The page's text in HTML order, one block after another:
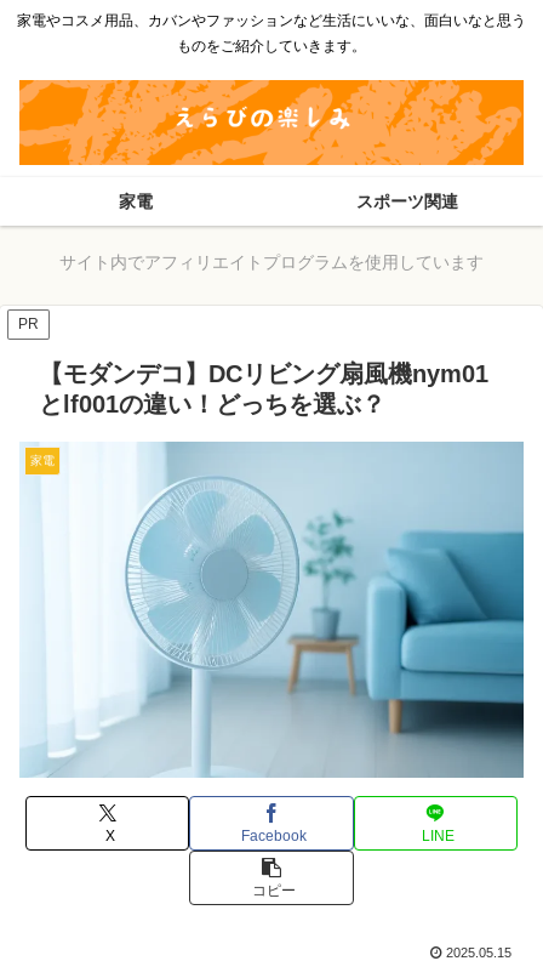
家電やコスメ用品、カバンやファッションなど生活にいいな、面白いなと思う
ものをご紹介していきます。
家電 スポーツ関連
サイト内でアフィリエイトプログラムを使用しています
PR
【モダンデコ】DCリビング扇風機nym01
とlf001の違い！どっちを選ぶ？
家電
X Facebook LINE
コピー
2025.05.15